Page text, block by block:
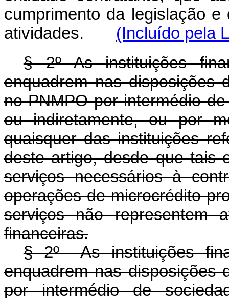
cumprimento da legislação
atividades.
(Incluído pela
§ 2º As instituições
enquadrem nas disposições
no PNMPO por intermédio
ou indiretamente, ou por
quaisquer das instituições
deste artigo, desde que tais
serviços necessários à
operações de microcrédito
serviços não representem
financeiras.
§ 2º As instituições
enquadrem nas disposições
por intermédio de